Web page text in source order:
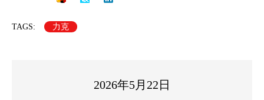
TAGS: 力克
2026年5月22日